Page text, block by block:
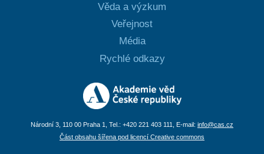
Věda a výzkum
Veřejnost
Média
Rychlé odkazy
Národní 3, 110 00 Praha 1, Tel.: +420 221 403 111, E-mail: info@cas.cz
Část obsahu šířena pod licencí Creative commons